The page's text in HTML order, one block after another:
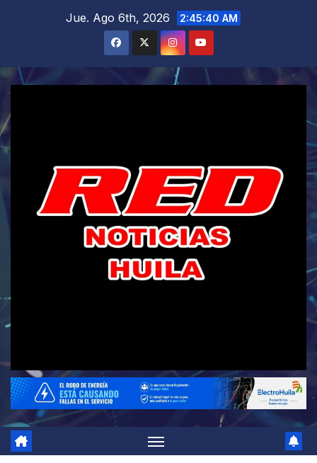
Jue. Ago 6th, 2026 2:45:42 AM